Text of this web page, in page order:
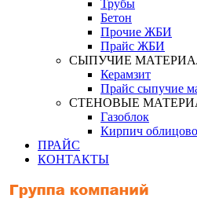
Трубы
Бетон
Прочие ЖБИ
Прайс ЖБИ
СЫПУЧИЕ
Керамзит
Прайс сыпучие
СТЕНОВЫЕ
Газоблок
Кирпич
ПРАЙС
КОНТАКТЫ